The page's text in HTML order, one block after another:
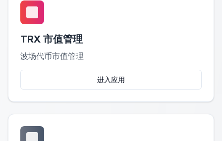
TRX 市值管理
波场代币市值管理
进入应用